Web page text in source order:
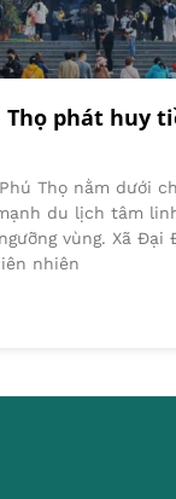
Thọ phát huy
Thọ nằm dưới
du lịch tâm
vùng. Xã
nhiên